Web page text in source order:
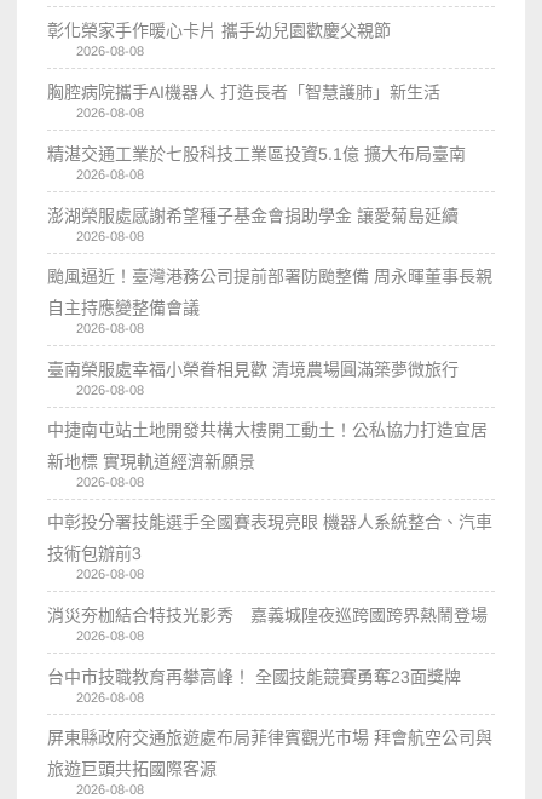
彰化榮家手作暖心卡片 攜手幼兒園歡慶父親節
2026-08-08
胸腔病院攜手AI機器人 打造長者「智慧護肺」新生活
2026-08-08
精湛交通工業於七股科技工業區投資5.1億 擴大布局臺南
2026-08-08
澎湖榮服處感謝希望種子基金會捐助學金 讓愛菊島延續
2026-08-08
颱風逼近！臺灣港務公司提前部署防颱整備 周永暉董事長親
自主持應變整備會議
2026-08-08
臺南榮服處幸福小榮眷相見歡 清境農場圓滿築夢微旅行
2026-08-08
中捷南屯站土地開發共構大樓開工動土！公私協力打造宜居
新地標 實現軌道經濟新願景
2026-08-08
中彰投分署技能選手全國賽表現亮眼 機器人系統整合、汽車
技術包辦前3
2026-08-08
消災夯枷結合特技光影秀 嘉義城隍夜巡跨國跨界熱鬧登場
2026-08-08
台中市技職教育再攀高峰！ 全國技能競賽勇奪23面獎牌
2026-08-08
屏東縣政府交通旅遊處布局菲律賓觀光市場 拜會航空公司與
旅遊巨頭共拓國際客源
2026-08-08